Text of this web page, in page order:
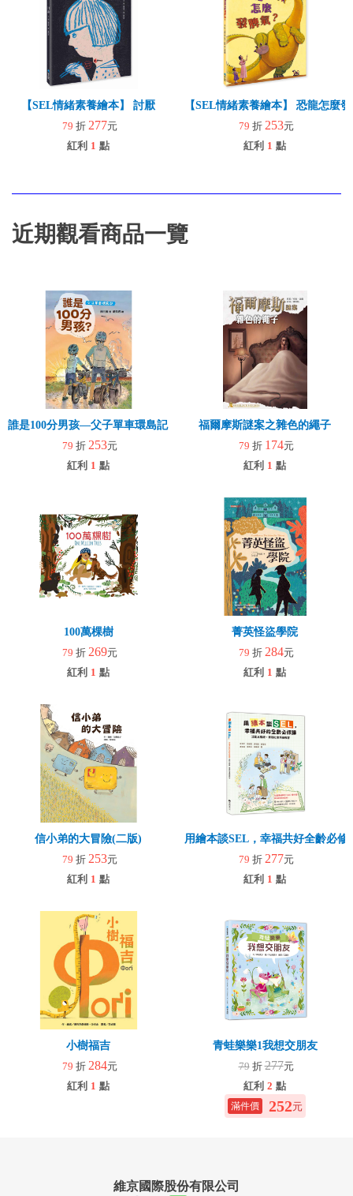
【SEL情緒素養繪本】 討厭
79 折 277元
紅利 1 點
【SEL情緒素養繪本】 恐龍怎麼
79 折 253元
紅利 1 點
近期觀看商品一覽
誰是100分男孩—父子單車環島記（二版）
79 折 253元
紅利 1 點
福爾摩斯謎案之雜色的繩子
79 折 174元
紅利 1 點
100萬棵樹
79 折 269元
紅利 1 點
菁英怪盜學院
79 折 284元
紅利 1 點
信小弟的大冒險(二版)
79 折 253元
紅利 1 點
用繪本談SEL，幸福共好全齡必修
79 折 277元
紅利 1 點
小樹福吉
79 折 284元
紅利 1 點
青蛙樂樂1我想交朋友
79 折277元
紅利 2 點
252元
維京國際股份有限公司